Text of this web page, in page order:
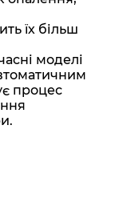
їх більш
моделі
процес